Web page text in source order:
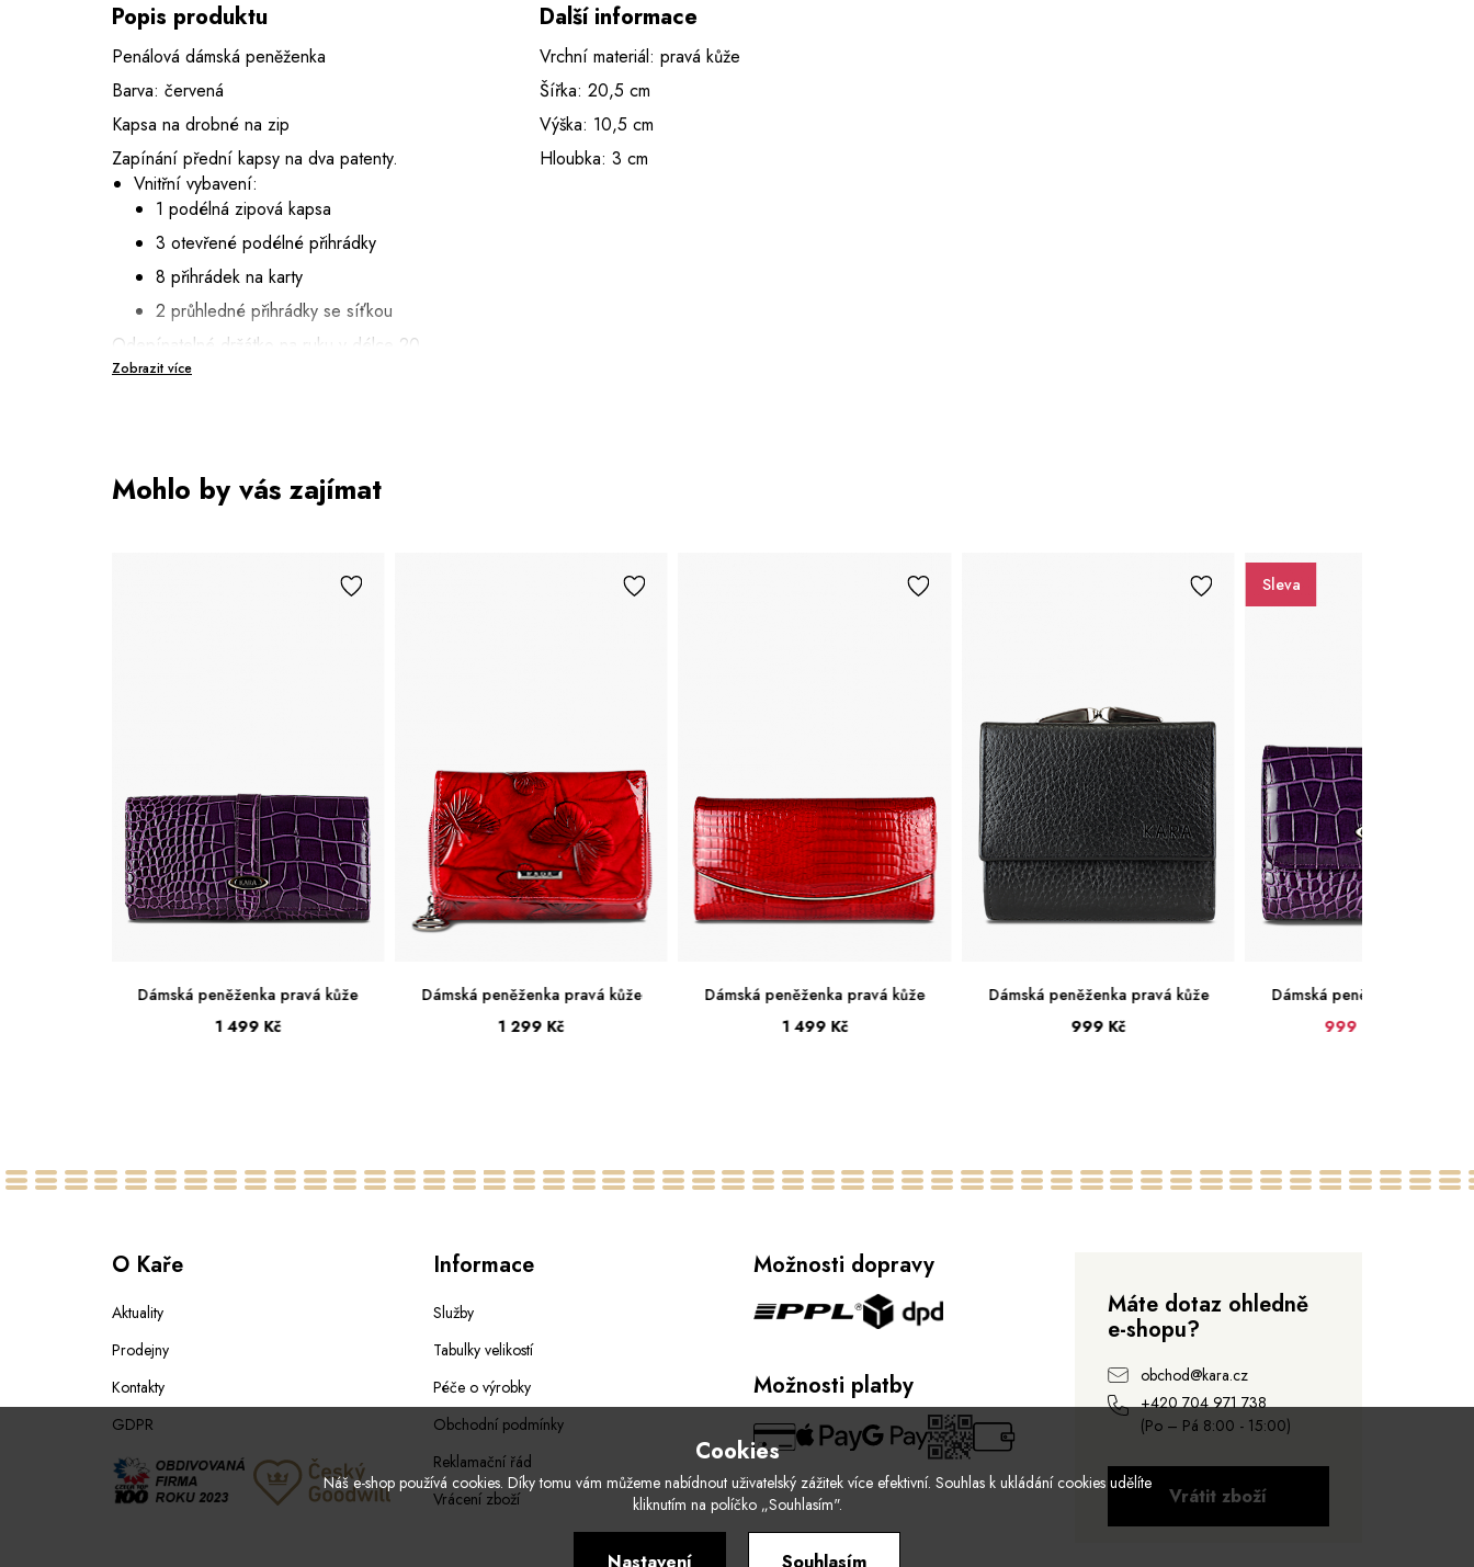
Popis produktu
Penálová dámská peněženka
Barva: červená
Kapsa na drobné na zip
Zapínání přední kapsy na dva patenty.
Vnitřní vybavení:
1 podélná zipová kapsa
3 otevřené podélné přihrádky
8 přihrádek na karty
2 průhledné přihrádky se síťkou
Odepínatelné držátko na ruku v délce 20
cm
Zobrazit více
Další informace
Vrchní materiál: pravá kůže
Šířka: 20,5 cm
Výška: 10,5 cm
Hloubka: 3 cm
Mohlo by vás zajímat
pravá kůže
Dámská peněženka pravá kůže
Dámská peněženka pravá kůže
Dámská peněženka pravá kůže
Dámská peněženka pravá kůže
999 Kč
Dámská
O Kaře
Aktuality
Prodejny
Kontakty
GDPR
Informace
Služby
Tabulky velikostí
Péče o výrobky
Obchodní podmínky
Reklamační řád
Vrácení zboží
Možnosti dopravy
Možnosti platby
Máte dotaz ohledně
e-shopu?
obchod@kara.cz
+420 704 971 738
(Po – Pá 8:00 - 15:00)
Vrátit zboží
Cookies
Náš e-shop používá cookies. Díky tomu vám můžeme nabídnout uživatelský zážitek více efektivní. Souhlas k ukládání cookies udělíte
kliknutím na políčko „Souhlasím".